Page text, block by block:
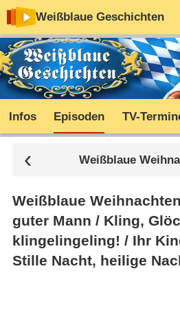
Weißblaue Geschichten
Infos Episoden TV-
Weißblaue
Weißblaue
guter Mann /​ Kling,
klingelingeling! /​ Ihr
Stille Nacht, heilige